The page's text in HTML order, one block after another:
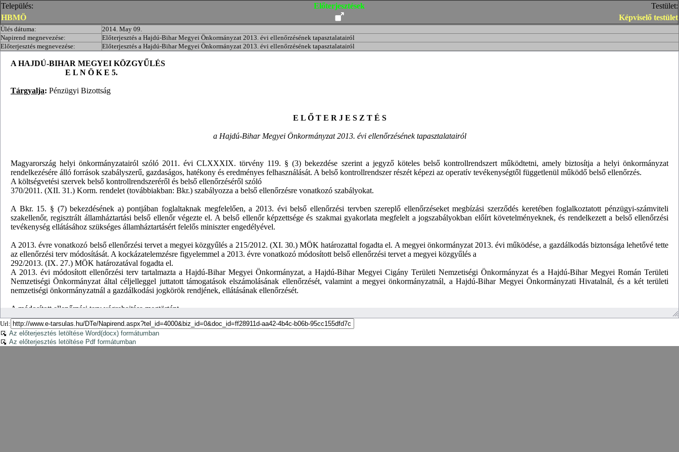
Település: Előterjesztések
Testület:
HBMÖ
Képviselő testület
Ülés dátuma:
2014. May 09.
Napirend megnevezése:
Előterjesztés a Hajdú-Bihar Megyei Önkormányzat 2013. évi ellenőrzésének tapasztalatairól
Előterjesztés megnevezése:
Előterjesztés a Hajdú-Bihar Megyei Önkormányzat 2013. évi ellenőrzésének tapasztalatairól
Url:
Az előterjesztés letöltése Word(docx) formátumban
Az előterjesztés letöltése Pdf formátumban